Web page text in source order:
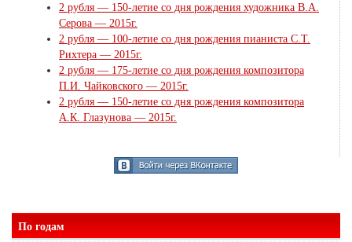
2 рубля — 150-летие со дня рождения художника В.А.
Серова — 2015г.
2 рубля — 100-летие со дня рождения пианиста С.Т.
Рихтера — 2015г.
2 рубля — 175-летие со дня рождения композитора
П.И. Чайковского — 2015г.
2 рубля — 150-летие со дня рождения композитора
А.К. Глазунова — 2015г.
По годам